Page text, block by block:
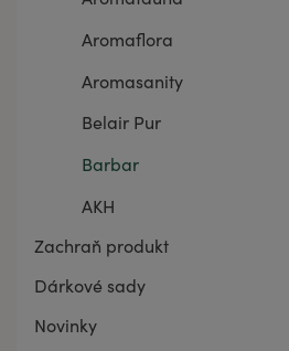
Aromaflora
Aromasanity
Belair Pur
Barbar
AKH
Zachraň produkt
Dárkové sady
Novinky